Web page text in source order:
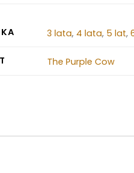
3 lata, 4 lata, 5 lat,
The Purple Cow